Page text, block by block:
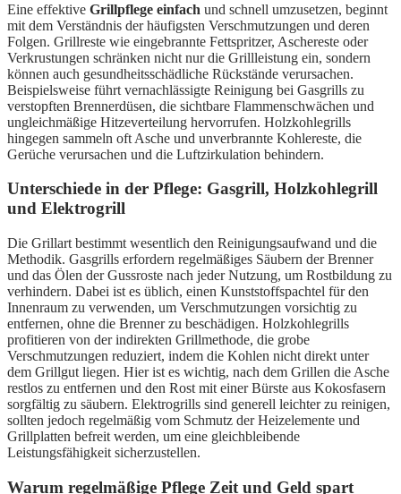
Eine effektive Grillpflege einfach und schnell umzusetzen, beginnt
mit dem Verständnis der häufigsten Verschmutzungen und deren
Folgen. Grillreste wie eingebrannte Fettspritzer, Aschereste oder
Verkrustungen schränken nicht nur die Grillleistung ein, sondern
können auch gesundheitsschädliche Rückstände verursachen.
Beispielsweise führt vernachlässigte Reinigung bei Gasgrills zu
verstopften Brennerdüsen, die sichtbare Flammenschwächen und
ungleichmäßige Hitzeverteilung hervorrufen. Holzkohlegrills
hingegen sammeln oft Asche und unverbrannte Kohlereste, die
Gerüche verursachen und die Luftzirkulation behindern.
Unterschiede in der Pflege: Gasgrill, Holzkohlegrill
und Elektrogrill
Die Grillart bestimmt wesentlich den Reinigungsaufwand und die
Methodik. Gasgrills erfordern regelmäßiges Säubern der Brenner
und das Ölen der Gussroste nach jeder Nutzung, um Rostbildung zu
verhindern. Dabei ist es üblich, einen Kunststoffspachtel für den
Innenraum zu verwenden, um Verschmutzungen vorsichtig zu
entfernen, ohne die Brenner zu beschädigen. Holzkohlegrills
profitieren von der indirekten Grillmethode, die grobe
Verschmutzungen reduziert, indem die Kohlen nicht direkt unter
dem Grillgut liegen. Hier ist es wichtig, nach dem Grillen die Asche
restlos zu entfernen und den Rost mit einer Bürste aus Kokosfasern
sorgfältig zu säubern. Elektrogrills sind generell leichter zu reinigen,
sollten jedoch regelmäßig vom Schmutz der Heizelemente und
Grillplatten befreit werden, um eine gleichbleibende
Leistungsfähigkeit sicherzustellen.
Warum regelmäßige Pflege Zeit und Geld spart